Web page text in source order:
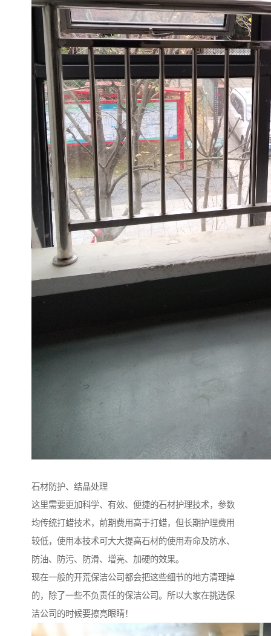
石材防护、结晶处理
这里需要更加科学、有效、便捷的石材护理技术，参数
均传统打蜡技术，前期费用高于打蜡，但长期护理费用
较低，使用本技术可大大提高石材的使用寿命及防水、
防油、防污、防滑、增亮、加硬的效果。
现在一般的开荒保洁公司都会把这些细节的地方清理掉
的，除了一些不负责任的保洁公司。所以大家在挑选保
洁公司的时候要擦亮眼睛！